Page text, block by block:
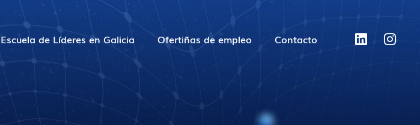
Escuela de Líderes en Galicia Ofertiñas de empleo Contacto